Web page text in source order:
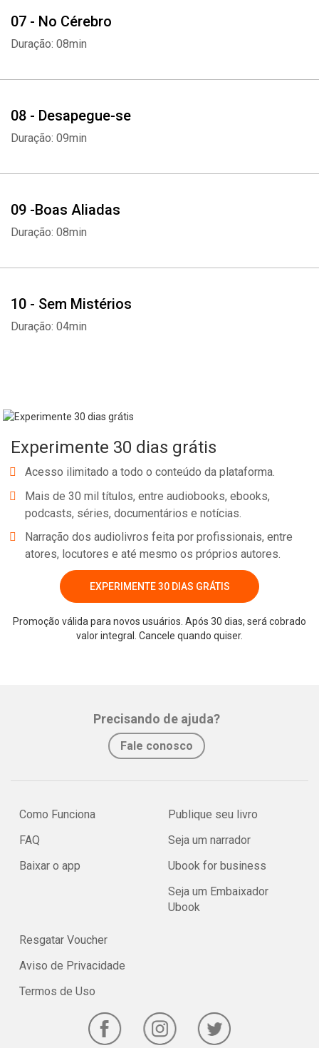
07 - No Cérebro
Duração: 08min
08 - Desapegue-se
Duração: 09min
09 -Boas Aliadas
Duração: 08min
10 - Sem Mistérios
Duração: 04min
Experimente 30 dias grátis
Acesso ilimitado a todo o conteúdo da plataforma.
Mais de 30 mil títulos, entre audiobooks, ebooks,
podcasts, séries, documentários e notícias.
Narração dos audiolivros feita por profissionais, entre
atores, locutores e até mesmo os próprios autores.
EXPERIMENTE 30 DIAS GRÁTIS
Promoção válida para novos usuários. Após 30 dias, será cobrado
valor integral. Cancele quando quiser.
Precisando de ajuda?
Fale conosco
Como Funciona
FAQ
Baixar o app
Publique seu livro
Seja um narrador
Ubook for business
Seja um Embaixador
Ubook
Resgatar Voucher
Aviso de Privacidade
Termos de Uso
Whatsapp